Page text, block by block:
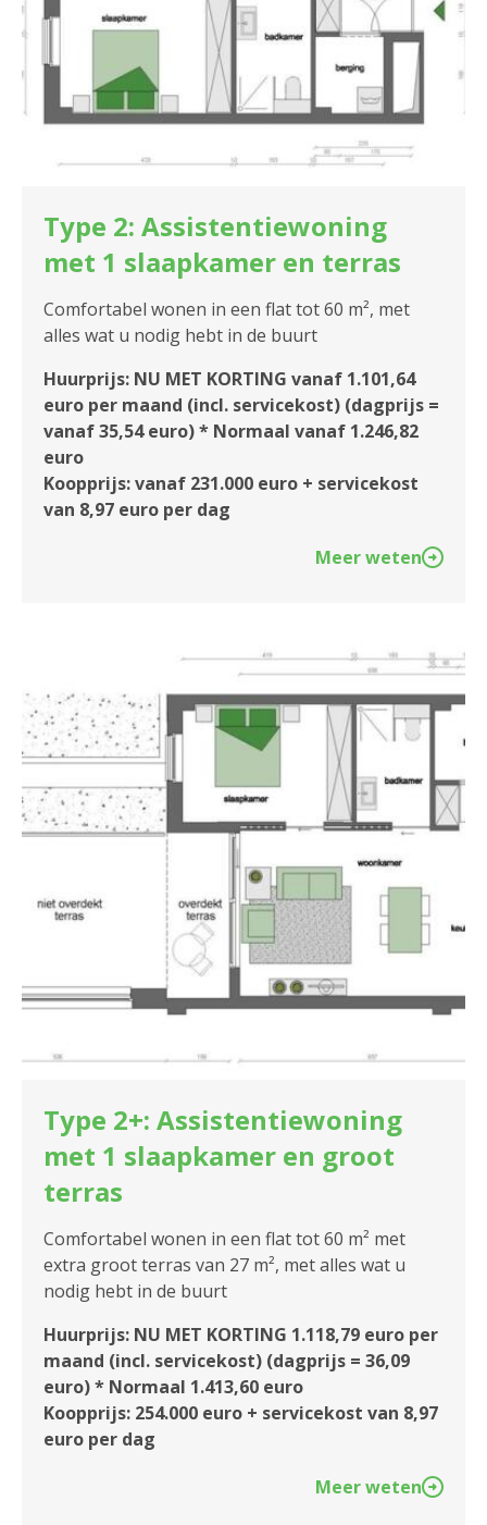
Type 2: Assistentiewoning
met 1 slaapkamer en terras
Comfortabel wonen in een flat tot 60 m², met
alles wat u nodig hebt in de buurt
Huurprijs: NU MET KORTING vanaf 1.101,64
euro per maand (incl. servicekost) (dagprijs =
vanaf 35,54 euro) * Normaal vanaf 1.246,82
euro
Koopprijs: vanaf 231.000 euro + servicekost
van 8,97 euro per dag
Meer weten
Type 2+: Assistentiewoning
met 1 slaapkamer en groot
terras
Comfortabel wonen in een flat tot 60 m² met
extra groot terras van 27 m², met alles wat u
nodig hebt in de buurt
Huurprijs: NU MET KORTING 1.118,79 euro per
maand (incl. servicekost) (dagprijs = 36,09
euro) * Normaal 1.413,60 euro
Koopprijs: 254.000 euro + servicekost van 8,97
euro per dag
Meer weten